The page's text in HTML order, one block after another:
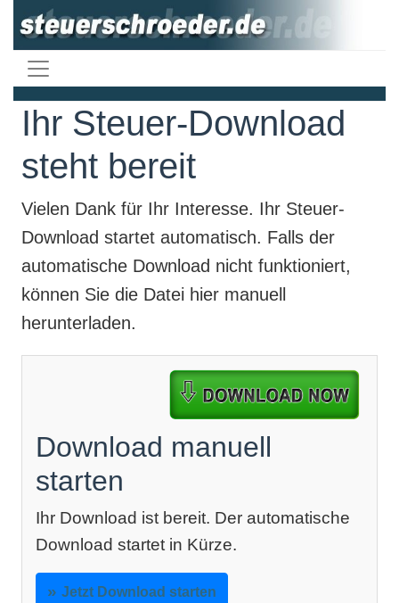
Ihr Steuer-Download
steht bereit
Vielen Dank für Ihr Interesse. Ihr Steuer-
Download startet automatisch. Falls der
automatische Download nicht funktioniert,
können Sie die Datei hier manuell
herunterladen.
Download manuell
starten
Ihr Download ist bereit. Der automatische
Download startet in Kürze.
Jetzt Download starten